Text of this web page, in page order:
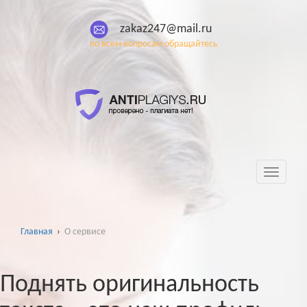
zakaz247@mail.ru
по всем вопросам обращайтесь
Toggle
Главная › О сервисе
Поднять оригинальность